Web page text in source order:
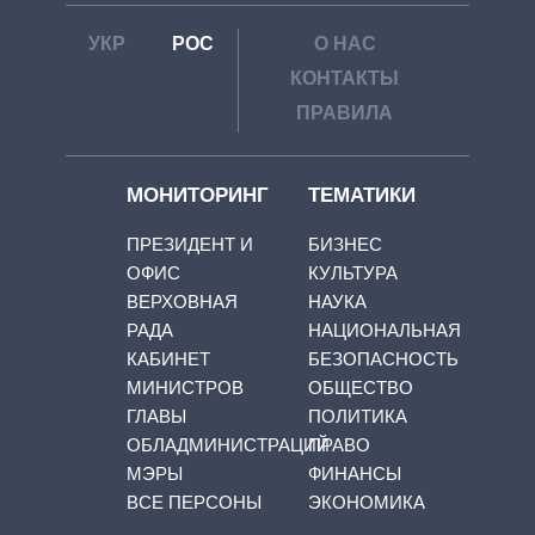
УКР РОС
О НАС
КОНТАКТЫ
ПРАВИЛА
МОНИТОРИНГ
ПРЕЗИДЕНТ И
ОФИС
ВЕРХОВНАЯ
РАДА
КАБИНЕТ
МИНИСТРОВ
ГЛАВЫ
ОБЛАДМИНИСТРАЦИЙ
МЭРЫ
ВСЕ ПЕРСОНЫ
ТЕМАТИКИ
БИЗНЕС
КУЛЬТУРА
НАУКА
НАЦИОНАЛЬНАЯ
БЕЗОПАСНОСТЬ
ОБЩЕСТВО
ПОЛИТИКА
ПРАВО
ФИНАНСЫ
ЭКОНОМИКА